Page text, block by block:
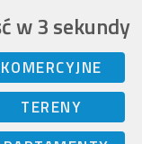
w 3 sekundy
KOMERCYJNE
TERENY